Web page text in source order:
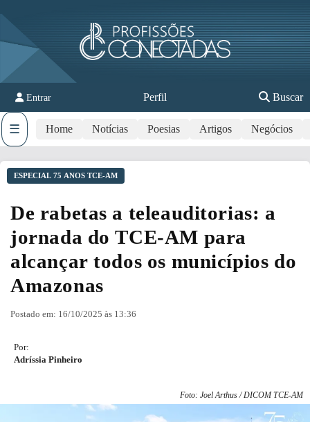
Entrar Perfil Buscar
☰ Home Notícias Poesias Artigos Negócios
ESPECIAL 75 ANOS TCE-AM
De rabetas a teleauditorias: a
jornada do TCE-AM para
alcançar todos os municípios do
Amazonas
Postado em: 16/10/2025 às 13:36
Por:
Adríssia Pinheiro
Foto: Joel Arthus / DICOM TCE-AM